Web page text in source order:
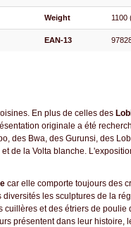
Weight 1100
EAN-13
En plus de celles des
originale a été
des Bwa, des Gurunsi, des
de la Volta blanche.
car elle comporte toujours des
les sculptures de la
cuillères et des étriers de poulie
présentent dans leur histoire,